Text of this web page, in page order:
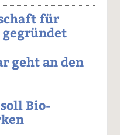
für
geht an den
Bio-